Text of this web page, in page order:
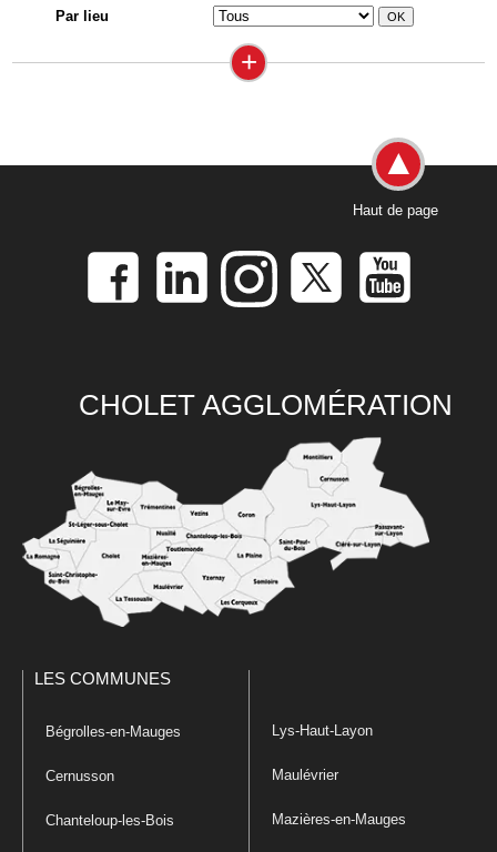
Par lieu
+
Haut de page
CHOLET AGGLOMÉRATION
LES COMMUNES
Bégrolles-en-Mauges
Cernusson
Chanteloup-les-Bois
Lys-Haut-Layon
Maulévrier
Mazières-en-Mauges